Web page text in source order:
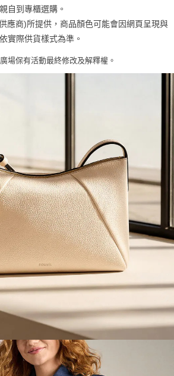
限公司提供之「AFTEE先享後付」服務完成之交
公司。
，請瀏覽以下網址：
徵得法定代理人或監護人之同意方可使用
付」時，將依據個別帳號之用戶狀況，依本公司即
權停止該用戶之使用額度並採取法律行動。
自到專櫃選購。
應商)所提供，商品顏色可能會因網頁呈現與
實際供貨樣式為準。
場保有活動最終修改及解釋權。